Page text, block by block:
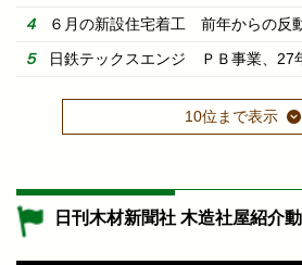
６月の新設住宅着工 前年からの反
日鉄テックスエンジ ＰＢ事業、27
10位まで表示
日刊木材新聞社 木造社屋紹介